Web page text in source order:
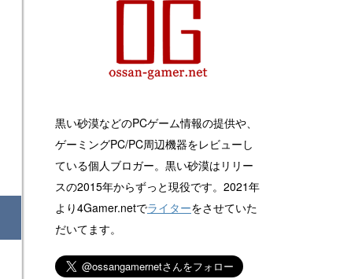
黒い砂漠などのPCゲーム情報の提供や、
ゲーミングPC/PC周辺機器をレビューし
ている個人ブロガー。黒い砂漠はリリー
スの2015年からずっと現役です。2021年
より4Gamer.netでライターをさせていた
だいてます。